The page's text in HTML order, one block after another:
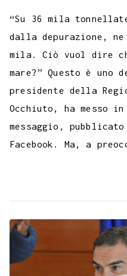
“Su 36 mila
dalla depurazione,
mila. Ciò vuol dire
mare?” Questo è
presidente della
Occhiuto, ha messo
messaggio,
Facebook. Ma, a